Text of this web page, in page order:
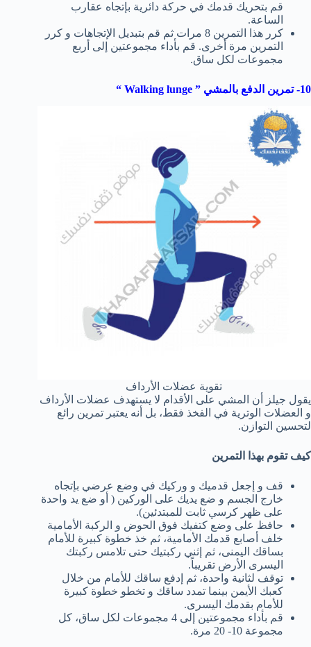
قم بتحريك قدمك في حركة دائرية بإتجاه عقارب
الساعة.
كرر هذا التمرين 8 مرات ثم قم بتبديل الإتجاهات و كرر
التمرين مرة أخرى. قم بأداء مجموعتين إلى أربع
مجموعات لكل ساق.
10- تمرين الدفع بالمشي ” Walking lunge
“
تقوية عضلات الأرداف
يقول جيلز أن المشي على الأقدام لا يستهدف عضلات الأرداف
و العضلات الوترية في الفخذ فقط، بل أنه يعتبر تمرين رائع
لتحسين التوازن.
كيف تقوم بهذا التمرين
قف و إجعل قدميك و وركيك في وضع عرضي بإتجاه
خارج الجسم و ضع يديك على الوركين ( أو ضع يد واحدة
على ظهر كرسي ثابت للمبتدئين).
حافظ على وضع كتفيك فوق الحوض و الركبة الأمامية
خلف أصابع قدمك الأمامية، ثم خذ خطوة كبيرة للأمام
بساقك اليمنى، ثم إثني ركبتيك حتى تلامس ركبتك
اليسرى الأرض تقريباً.
توقف لثانية واحدة، ثم إدفع ساقك للأمام من خلال
كعبك الأيمن بينما تمدد ساقك و تخطو خطوة كبيرة
للأمام بقدمك اليسرى.
قم بأداء مجموعتين إلى 4 مجموعات لكل ساق، كل
مجموعة 10- 20 مرة.